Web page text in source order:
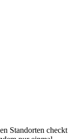
Standorten checkt